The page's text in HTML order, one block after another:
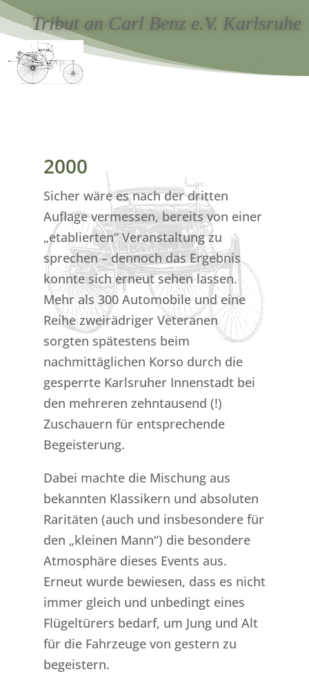
Tribut an Carl Benz e.V. Karlsruhe
2000
Sicher wäre es nach der dritten
Auflage vermessen, bereits von einer
„etablierten“ Veranstaltung zu
sprechen – dennoch das Ergebnis
konnte sich erneut sehen lassen.
Mehr als 300 Automobile und eine
Reihe zweirädriger Veteranen
sorgten spätestens beim
nachmittäglichen Korso durch die
gesperrte Karlsruher Innenstadt bei
den mehreren zehntausend (!)
Zuschauern für entsprechende
Begeisterung.
Dabei machte die Mischung aus
bekannten Klassikern und absoluten
Raritäten (auch und insbesondere für
den „kleinen Mann“) die besondere
Atmosphäre dieses Events aus.
Erneut wurde bewiesen, dass es nicht
immer gleich und unbedingt eines
Flügeltürers bedarf, um Jung und Alt
für die Fahrzeuge von gestern zu
begeistern.